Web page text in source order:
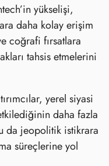
yükselişi,
daha kolay erişim
coğrafi fırsatlara
tahsis etmelerini
yerel siyasi
daha fazla
da jeopolitik istikrara
süreçlerine yol